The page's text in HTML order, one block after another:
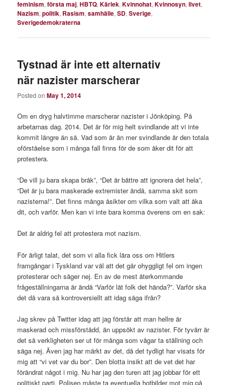
feminism,första maj,HBTQ,Kärlek,Kvinnohat,Kvinnosyn,livet,
Nazism,politik, Rasism,samhälle,SD,Sverige,
Sverigedemokraterna
Tystnad är inte ett alternativ
när nazister marscherar
Posted onMay 1, 2014
Om en dryg halvtimme marscherar nazister i Jönköping. På
arbetarnas dag. 2014. Det är för mig helt svindlande att vi inte
kommit längre än så. Vad som är än mer svindlande är den totala
oförståelse som i många fall finns för de som åker dit för att
protestera.
“De vill ju bara skapa bråk”, “Det är bättre att ignorera det hela”,
“Det är ju bara maskerade extremister ändå, samma skit som
nazisterna!”. Det finns många åsikter om vilka som valt att åka
dit, och varför. Men kan vi inte bara komma överens om en sak:
Det är aldrig fel att protestera mot nazism.
För ärligt talat, det som vi alla fick lära oss om Hitlers
framgångar i Tyskland var väl att det går ohyggligt fel om ingen
protesterar och säger nej. En av de mest återkommande
frågeställningarna är ändå “Varför lät folk det hända?”. Varför ska
det då vara så kontroversiellt att idag säga ifrån?
Jag skrev på Twitter idag att jag förstår att man hellre är
maskerad och missförstådd, än uppsökt av nazister. För tyvärr är
det så verkligheten ser ut för många som vågar ta ställning och
säga nej. Även jag har märkt av det, då det tydligt har visats för
mig att “vi vet var du bor”. Den blotta insikt att de vet det har
förändrat något i mig. Nu har jag den turen att jag jobbar för ett
politiskt parti. Polisen måste ta eventuella hotbilder mot mig på